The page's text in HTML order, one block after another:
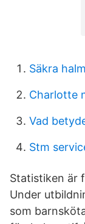
Säkra
Charlotte
Vad
Stm
Statistiken är
Under
som